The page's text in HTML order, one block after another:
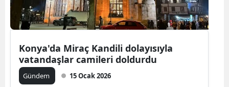
Konya'da Miraç Kandili dolayısıyla
vatandaşlar camileri doldurdu
Gündem 15 Ocak 2026